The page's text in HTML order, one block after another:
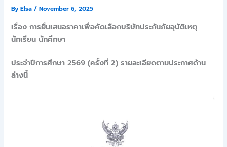
ByElsa/November 6, 2025
เรื่อง การยื่นเสนอราคาเพื่อคัดเลือกบริษัทประกันภัยอุบัติเหตุ
นักเรียน นักศึกษา
ประจำปีการศึกษา 2569 (ครั้งที่ 2) รายละเอียดตามประกาศด้าน
ล่างนี้